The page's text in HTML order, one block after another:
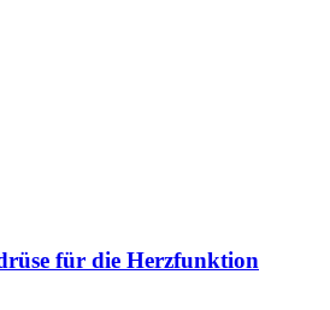
für die Herzfunktion